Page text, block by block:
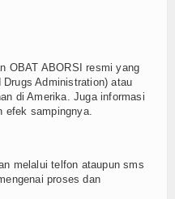
OBAT ABORSI resmi yang
Administration) atau
di Amerika. Juga informasi
efek sampingnya.
melalui telfon ataupun sms
proses dan